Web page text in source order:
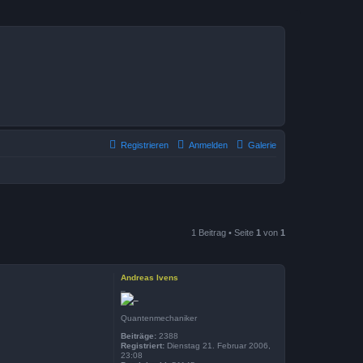
Galerie
Anmelden
Registrieren
1 Beitrag • Seite 1 von 1
Andreas Ivens
Quantenmechaniker
Beiträge: 2388
Registriert: Dienstag 21. Februar 2006,
23:08